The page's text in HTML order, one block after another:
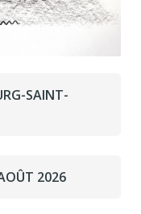
SAINT-
2026